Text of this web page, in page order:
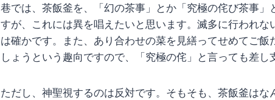
巷では、茶飯釜を、「幻の茶事」とか「究極の侘び茶事」
すが、これには異を唱えたいと思います。滅多に行われな
は確かです。また、あり合わせの菜を見繕ってせめてご飯
しょうという趣向ですので、「究極の侘」と言っても差し
ただし、神聖視するのは反対です。そもそも、茶飯釜は